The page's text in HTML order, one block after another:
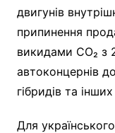
двигунів
припинення
викидами CO₂ з
автоконцернів
гібридів та
Для